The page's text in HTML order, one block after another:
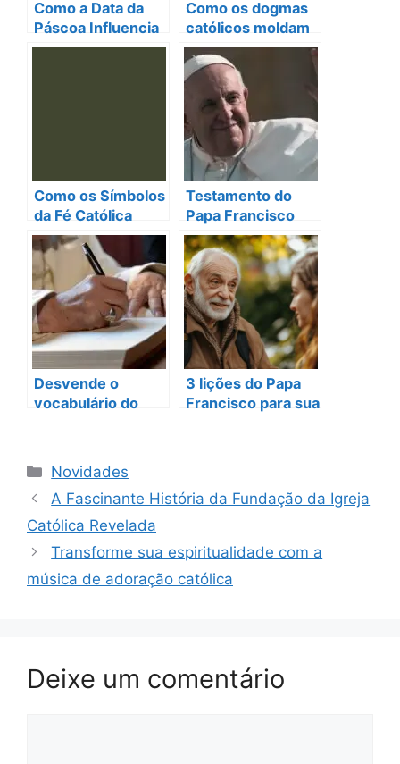
Como a Data da
Páscoa Influencia
Nossas Tradições
Como os dogmas
católicos moldam
nossas orações e
fortalecem a
espiritualidade
diária
Como os Símbolos
da Fé Católica
Influenciam
Nossas Preces
Testamento do
Papa Francisco
revela um último
pedido incrível!
Desvende o
vocabulário do
3 lições do Papa
Francisco para sua
Categorias
Novidades
A Fascinante História da Fundação da Igreja
Católica Revelada
Transforme sua espiritualidade com a
música de adoração católica
Deixe um comentário